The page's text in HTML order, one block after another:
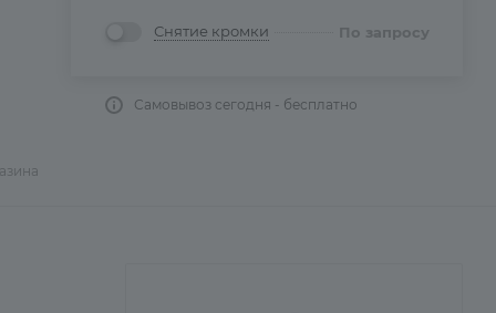
Снятие кромки По запросу
Самовывоз сегодня - бесплатно